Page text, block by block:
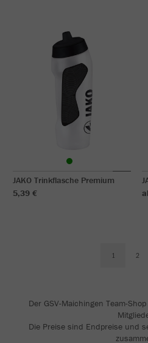
JAKO Trinkflasche Premium
5,39 €
1 2
Der GSV-Maichingen Team-
Die Preise sind Endpreise und